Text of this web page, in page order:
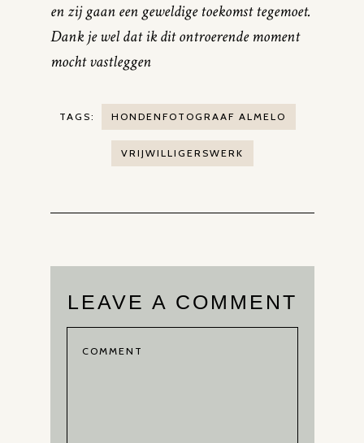
en zij gaan een geweldige toekomst tegemoet.
Dank je wel dat ik dit ontroerende moment
mocht vastleggen
TAGS: HONDENFOTOGRAAF ALMELO
VRIJWILLIGERSWERK
LEAVE A COMMENT